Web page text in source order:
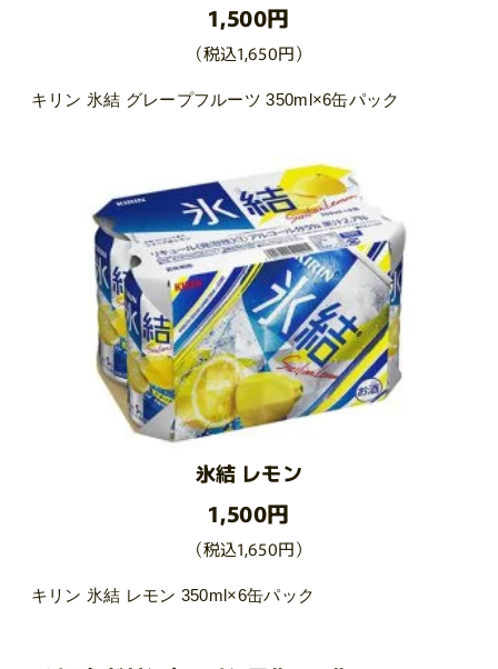
1,500円
（税込1,650円）
キリン 氷結 グレープフルーツ 350ml×6缶パック
氷結 レモン
1,500円
（税込1,650円）
キリン 氷結 レモン 350ml×6缶パック